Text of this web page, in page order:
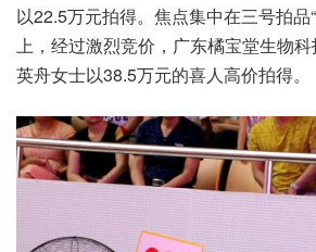
以22.5万元拍得。焦点集中在三号拍品
上，经过激烈竞价，广东橘宝堂生物
英舟女士以38.5万元的喜人高价拍得。